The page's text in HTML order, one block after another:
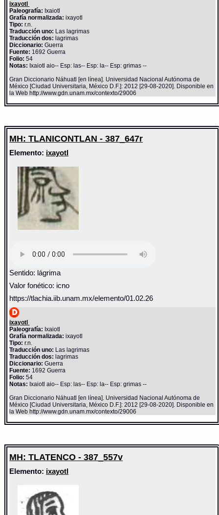
ixayotl
Paleografía: Ixaiotl
Grafía normalizada: ixayotl
Tipo: r.n.
Traducción uno: Las lagrimas
Traducción dos: lagrimas
Diccionario:Guerra
Fuente: 1692 Guerra
Folio: 54
Notas: Ixaiotl aio-- Esp: las-- Esp: la-- Esp: grimas --
Gran Diccionario Náhuatl [en línea]. Universidad Nacional Autónoma de
México [Ciudad Universitaria, México D.F.]: 2012 [29-08-2020]. Disponible en
la Web http://www.gdn.unam.mx/contexto/29006
MH: TLANICONTLAN - 387_647r
Elemento: ixayotl
Sentido: lágrima
Valor fonético: icno
https://tlachia.iib.unam.mx/elemento/01.02.26
ixayotl
Paleografía: Ixaiotl
Grafía normalizada: ixayotl
Tipo: r.n.
Traducción uno: Las lagrimas
Traducción dos: lagrimas
Diccionario:Guerra
Fuente: 1692 Guerra
Folio: 54
Notas: Ixaiotl aio-- Esp: las-- Esp: la-- Esp: grimas --
Gran Diccionario Náhuatl [en línea]. Universidad Nacional Autónoma de
México [Ciudad Universitaria, México D.F.]: 2012 [29-08-2020]. Disponible en
la Web http://www.gdn.unam.mx/contexto/29006
MH: TLATENCO - 387_557v
Elemento: ixayotl